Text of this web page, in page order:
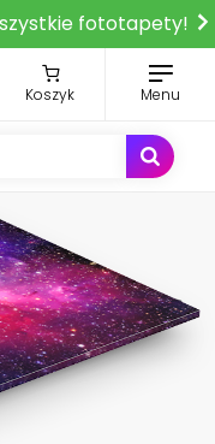
fototapety!
Koszyk Menu